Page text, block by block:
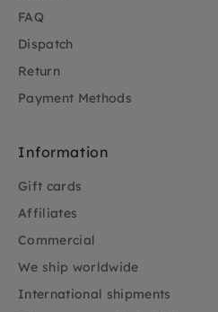
FAQ
Dispatch
Return
Payment Methods
Information
Gift cards
Affiliates
Commercial
We ship worldwide
International shipments